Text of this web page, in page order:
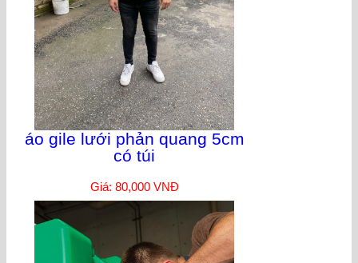
áo gile lưới phản quang 5cm
có túi
Giá: 80,000 VNĐ